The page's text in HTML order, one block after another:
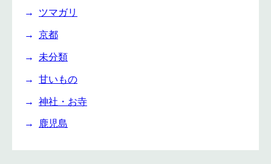
ツマガリ
京都
未分類
甘いもの
神社・お寺
鹿児島